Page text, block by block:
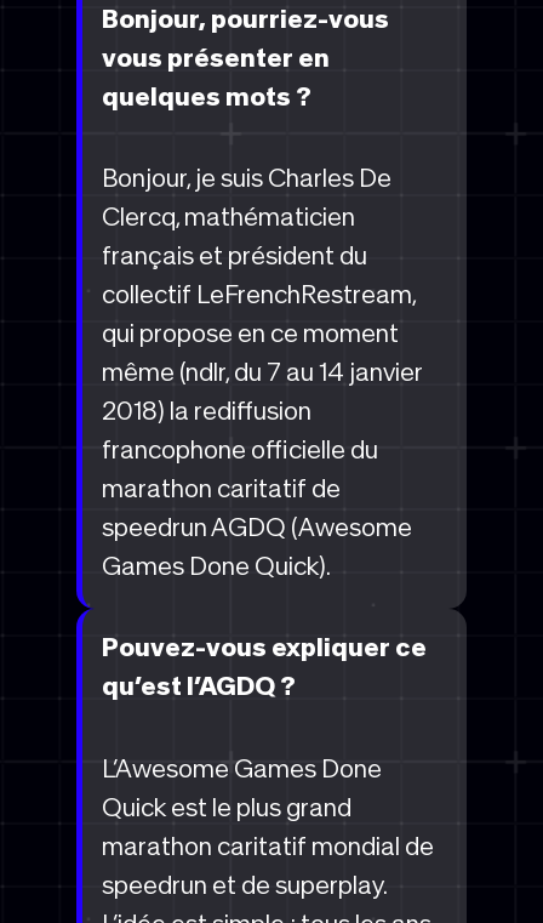
Bonjour, pourriez-vous
vous présenter en
quelques mots ?
Bonjour, je suis Charles De
Clercq, mathématicien
français et président du
collectif LeFrenchRestream,
qui propose en ce moment
même (ndlr, du 7 au 14 janvier
2018) la rediffusion
francophone officielle du
marathon caritatif de
speedrun AGDQ (Awesome
Games Done Quick).
Pouvez-vous expliquer ce
qu’est l’AGDQ ?
L’Awesome Games Done
Quick est le plus grand
marathon caritatif mondial de
speedrun et de superplay.